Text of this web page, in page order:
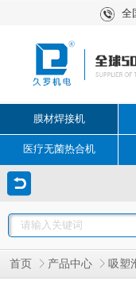
全
膜材焊接机
医疗无菌热合机
首页 产品中心 吸塑